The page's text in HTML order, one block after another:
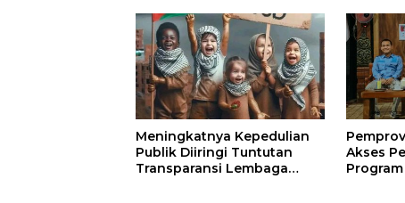
Meningkatnya Kepedulian
Publik Diiringi Tuntutan
Transparansi Lembaga
Akses